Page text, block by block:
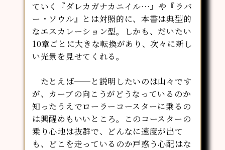
ていく『ダレカガナカニイル…』や『ラバ
ー・ソウル』とは対照的に、本書は典型的
なエスカレーション型。しかも、だいたい
10章ごとに大きな転換があり、次々に新し
い光景を見せてくれる。
たとえば──と説明したいのは山々です
が、カーブの向こうがどうなっているのか
知ったうえでローラーコースターに乗るの
は興醒めもいいところ。このコースターの
乗り心地は抜群で、どんなに速度が出て
も、どこを走っているのか戸惑う心配はな